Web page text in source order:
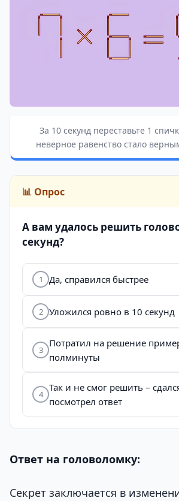
За 10 секунд переставьте 1
неверное равенство стало
📊 Опрос
А вам удалось решить
секунд?
1 Да, справился быстрее
2 Уложился ровно в 10 секунд
3
Потратил на решение
полминуты
4
Так и не смог решить –
посмотрел ответ
Ответ на головоломку:
Секрет заключается в